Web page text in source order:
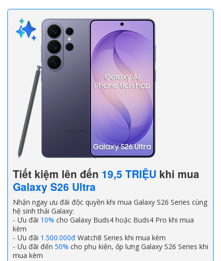
Tiết kiệm lên đến 19,5 TRIỆU khi mua
Galaxy S26 Ultra
Nhận ngay ưu đãi độc quyền khi mua Galaxy S26 Series cùng
hệ sinh thái Galaxy:
- Ưu đãi 10% cho Galaxy Buds4 hoặc Buds4 Pro khi mua
kèm
- Ưu đãi 1.500.000đ Watch8 Series khi mua kèm
- Ưu đãi đến 50% cho phụ kiện, ốp lưng Galaxy S26 Series khi
mua kèm